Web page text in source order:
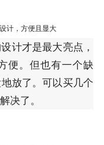
计，方便且显大
计才是最大亮点，
便。但也有一个缺
放了。可以买几个
决了。